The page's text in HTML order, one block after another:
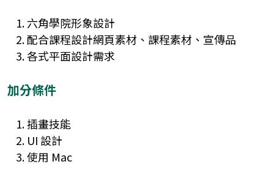
前端開發
🔥
add
HTML、CSS 開
jQuery 打造互動
一變應萬變的響
應式網頁設計
Sass 實戰全攻略
網頁設計
add
UI 設計入門
發網站
jQuery 打造互動
性網頁效果
UI 設計
發網站
UI 設計入門
六角學院形象設計
配合課程設計網頁素材、課程素材、宣傳品
各式平面設計需求
加分條件
插畫技能
UI 設計
使用 Mac